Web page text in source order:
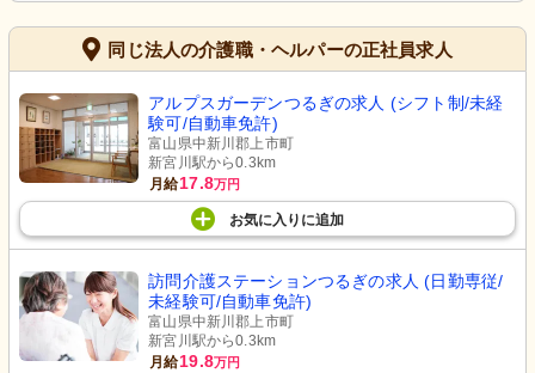
同じ法人の介護職・ヘルパーの正社員求人
アルプスガーデンつるぎの求人 (シフト制/未経
験可/自動車免許)
富山県中新川郡上市町
新宮川駅から0.3km
月給17.8万円
お気に入り に追加
訪問介護ステーションつるぎの求人 (日勤専従/
未経験可/自動車免許)
富山県中新川郡上市町
新宮川駅から0.3km
月給19.8万円